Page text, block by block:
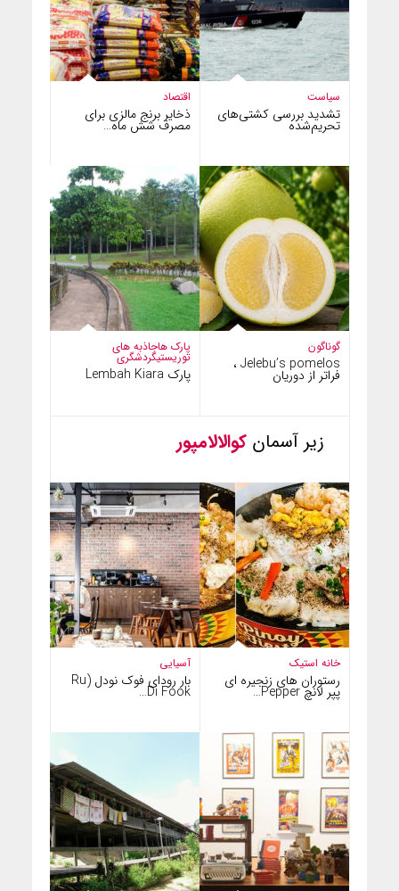
اقتصاد
ذخایر برنج مالزی برای
مصرف شش ماه…
سیاست
تشدید بررسی کشتی‌های
تحریم‌شده
پارک هاجاذبه های
توریستیگردشگری
پارک Lembah Kiara
گوناگون
Jelebu’s pomelos ،
فراتر از دوریان
زیر آسمان کوالالامپور
آسیایی
بار رودای فوک نودل (Ru
Di Fook…
خانه استیک
رستوران های زنجیره ای
پپر لانچ Pepper…